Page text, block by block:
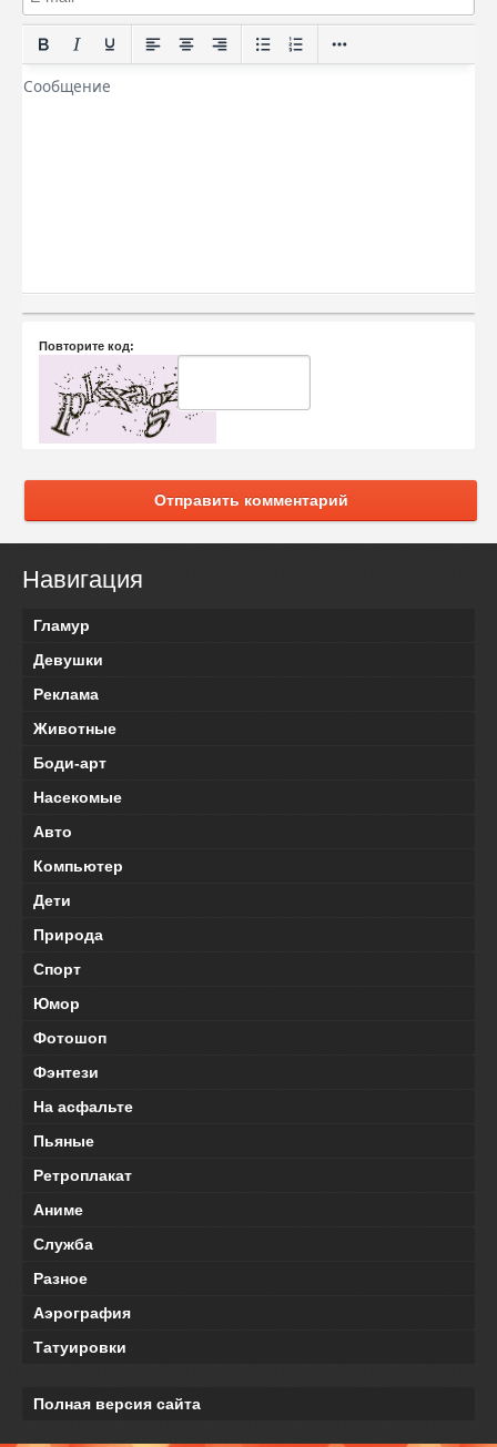
Повторите код:
Отправить комментарий
Навигация
Гламур
Девушки
Реклама
Животные
Боди-арт
Насекомые
Авто
Компьютер
Дети
Природа
Спорт
Юмор
Фотошоп
Фэнтези
На асфальте
Пьяные
Ретроплакат
Аниме
Служба
Разное
Аэрография
Татуировки
Полная версия сайта